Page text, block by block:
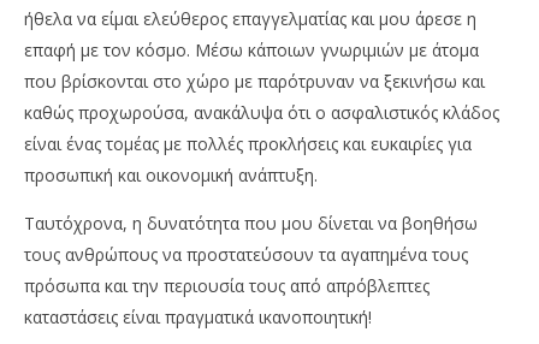
ήθελα να είμαι ελεύθερος επαγγελματίας και μου άρεσε η
επαφή με τον κόσμο. Μέσω κάποιων γνωριμιών με άτομα
που βρίσκονται στο χώρο με παρότρυναν να ξεκινήσω και
καθώς προχωρούσα, ανακάλυψα ότι ο ασφαλιστικός κλάδος
είναι ένας τομέας με πολλές προκλήσεις και ευκαιρίες για
προσωπική και οικονομική ανάπτυξη.
Ταυτόχρονα, η δυνατότητα που μου δίνεται να βοηθήσω
τους ανθρώπους να προστατεύσουν τα αγαπημένα τους
πρόσωπα και την περιουσία τους από απρόβλεπτες
καταστάσεις είναι πραγματικά ικανοποιητική!